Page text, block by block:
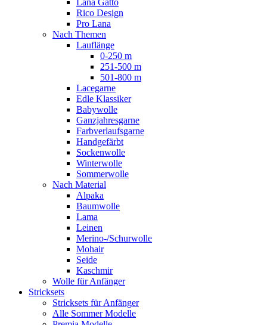
Rico Design
Pro Lana
Nach Themen
Lauflänge
0-250 m
251-500 m
501-800 m
Lacegarne
Edle Klassiker
Babywolle
Ganzjahresgarne
Farbverlaufsgarne
Handgefärbt
Sockenwolle
Winterwolle
Sommerwolle
Nach Material
Alpaka
Baumwolle
Lama
Leinen
Merino-/Schurwolle
Mohair
Seide
Kaschmir
Wolle für Anfänger
Stricksets
Stricksets für Anfänger
Alle Sommer Modelle